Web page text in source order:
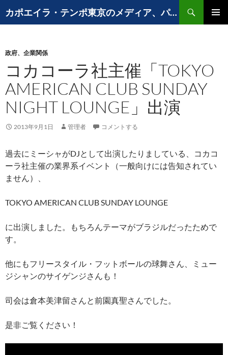
ン
ツ
キ
ッ
プ
カポエイラ・テンポ東京のメディア、パフォーマンスなど出演歴
索
政府、企業関係
コカコーラ社主催「TOKYO
AMERICAN CLUB SUNDAY
NIGHT LOUNGE」出演
2013年9月1日 管理者 コメントする
過去にミーシャがDJとして出演したりましている、コカコ
ーラ社主催の業界系イベント（一般向けには告知されてい
ません）、
TOKYO AMERICAN CLUB SUNDAY LOUNGE
に出演しました。もちろんテーマがブラジルだったためで
す。
他にもフリースタイル・フットボールの球舞さん、ミュー
ジシャンのサイゲンジさんも！
司会は倉本美津留さんと前園真聖さんでした。
是非ご覧ください！